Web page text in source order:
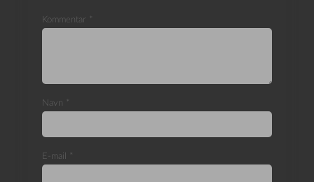
Kommentar *
Navn *
E-mail *